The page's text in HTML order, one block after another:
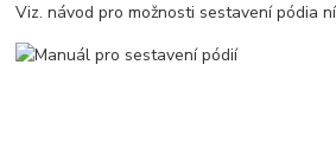
Viz. návod pro možnosti sestavení pódia